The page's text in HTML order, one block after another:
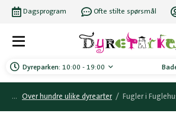
Dyreparken: 10:00 - 19:00
Dagsprogram Ofte stilte spørsmål
Over hundre ulike dyrearter / Fugler i